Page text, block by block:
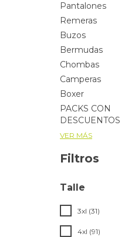
Pantalones
Remeras
Buzos
Bermudas
Chombas
Camperas
Boxer
PACKS CON
DESCUENTOS
VER MÁS
Filtros
Talle
3xl (31)
4xl (91)